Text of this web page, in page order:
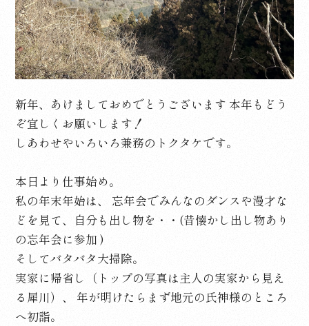
新年、あけましておめでとうございます 本年もどう
ぞ宜しくお願いします！
しあわせやいろいろ兼務のトクタケです。
本日より仕事始め。
私の年末年始は、 忘年会でみんなのダンスや漫才な
どを見て、自分も出し物を・・(昔懐かし出し物あり
の忘年会に参加 )
そしてバタバタ大掃除。
実家に帰省し（トップの写真は主人の実家から見え
る犀川）、 年が明けたらまず地元の氏神様のところ
へ初詣。